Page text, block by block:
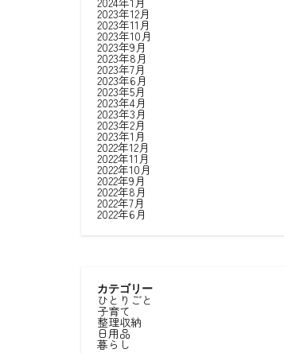
2023年12月
2023年11月
2023年10月
2023年9月
2023年8月
2023年7月
2023年6月
2023年5月
2023年4月
2023年3月
2023年2月
2023年1月
2022年12月
2022年11月
2022年10月
2022年9月
2022年8月
2022年7月
2022年6月
カテゴリー
ひとりごと
子育て
整理収納
日用品
暮らし